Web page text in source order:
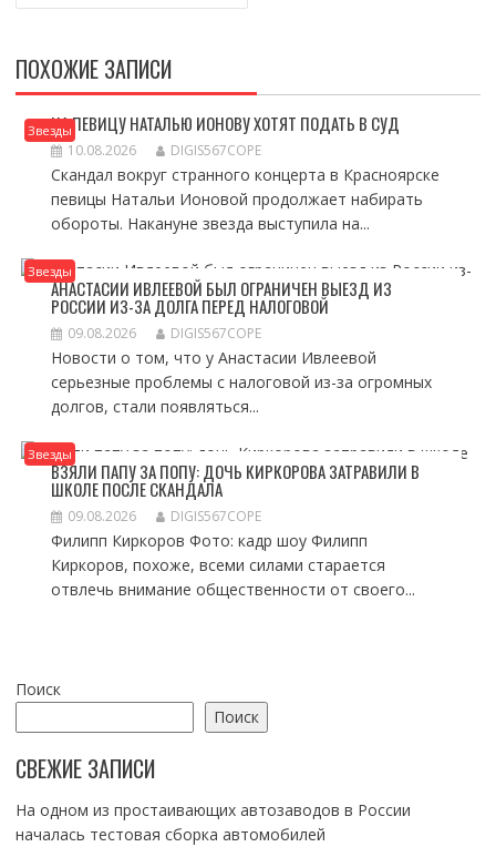
ПОХОЖИЕ ЗАПИСИ
ЗвездыНА ПЕВИЦУ НАТАЛЬЮ ИОНОВУ ХОТЯТ ПОДАТЬ В СУД
10.08.2026 DIGIS567COPE
Скандал вокруг странного концерта в Красноярске
певицы Натальи Ионовой продолжает набирать
обороты. Накануне звезда выступила на...
Звезды
АНАСТАСИИ ИВЛЕЕВОЙ БЫЛ ОГРАНИЧЕН ВЫЕЗД ИЗ
РОССИИ ИЗ-ЗА ДОЛГА ПЕРЕД НАЛОГОВОЙ
09.08.2026 DIGIS567COPE
Новости о том, что у Анастасии Ивлеевой
серьезные проблемы с налоговой из-за огромных
долгов, стали появляться...
Звезды
ВЗЯЛИ ПАПУ ЗА ПОПУ: ДОЧЬ КИРКОРОВА ЗАТРАВИЛИ В
ШКОЛЕ ПОСЛЕ СКАНДАЛА
09.08.2026 DIGIS567COPE
Филипп Киркоров Фото: кадр шоу Филипп
Киркоров, похоже, всеми силами старается
отвлечь внимание общественности от своего...
Поиск
Поиск
СВЕЖИЕ ЗАПИСИ
На одном из простаивающих автозаводов в России
началась тестовая сборка автомобилей